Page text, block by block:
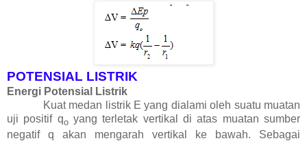
POTENSIAL LISTRIK
Energi Potensial Listrik
Kuat medan listrik E yang dialami oleh suatu muatan
uji positif qoyang terletak vertikal di atas muatan sumber
negatif q akan mengarah vertikal ke bawah. Sebagai